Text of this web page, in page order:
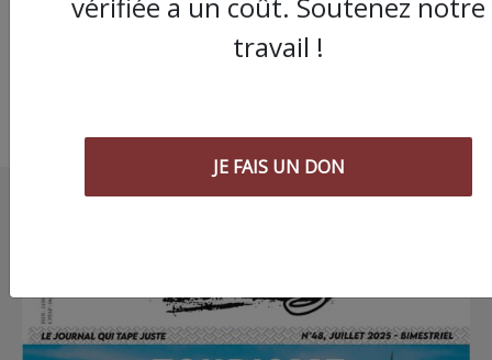
travail !
JE FAIS UN DON